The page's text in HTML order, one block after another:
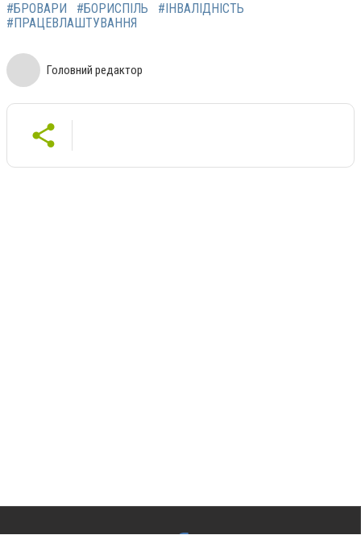
#БРОВАРИ #БОРИСПІЛЬ
#ІНВАЛІДНІСТЬ
#ПРАЦЕВЛАШТУВАННЯ
Головний редактор